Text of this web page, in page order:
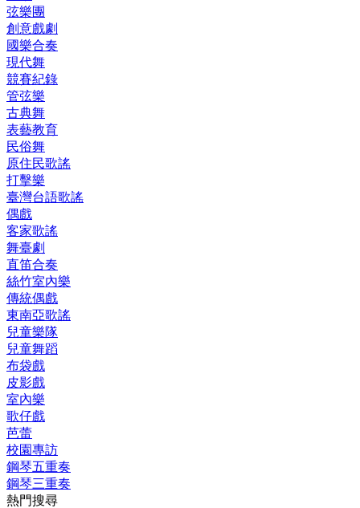
弦樂團
創意戲劇
國樂合奏
現代舞
競賽紀錄
管弦樂
古典舞
表藝教育
民俗舞
原住民歌謠
打擊樂
臺灣台語歌謠
偶戲
客家歌謠
舞臺劇
直笛合奏
絲竹室內樂
傳統偶戲
東南亞歌謠
兒童樂隊
兒童舞蹈
布袋戲
皮影戲
室內樂
歌仔戲
芭蕾
校園專訪
鋼琴五重奏
鋼琴三重奏
熱門搜尋